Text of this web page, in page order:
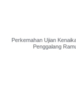
Perkemahan Ujian
Penggalang